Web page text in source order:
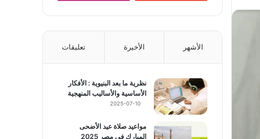
الأشهر الأخيرة تعليقات
نظرية ما بعد البنيوية : الأفكار
الأساسية والأساليب المنهجية
2025-07-10
مواعيد صلاة عيد الأضحى
المبارك في مصر 2025